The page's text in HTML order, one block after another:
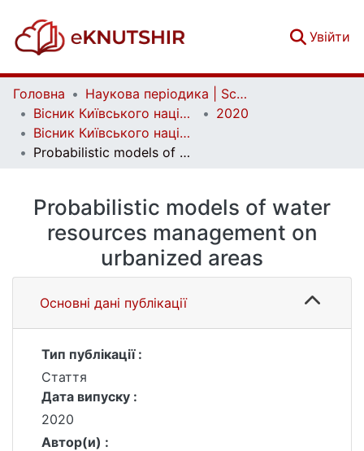
Увійти
Головна
Наукова періодика | Scientific periodicals
Вісник Київського національного університету імені Тараса Шевченка. Фізико-математичні науки | Bulletin of Taras Shevchenko National University of Kyiv. Series: Physics and Mathematics
2020
Вісник Київського національного університету імені Тараса Шевченка. Фізико-математичні науки. № 4
Probabilistic models of water resources management on urbanized areas
Probabilistic models of water
resources management on
urbanized areas
Основні дані публікації
Тип публікації :
Стаття
Дата випуску :
2020
Автор(и) :